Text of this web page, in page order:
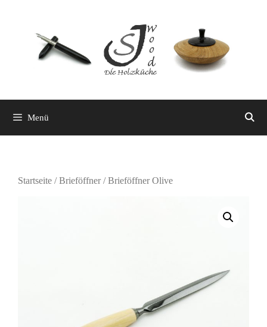
springen
Menü
Startseite /Brieföffner/ Brieföffner Olive